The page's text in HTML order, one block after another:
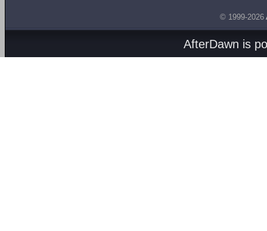
© 1999-2026
AfterDawn is